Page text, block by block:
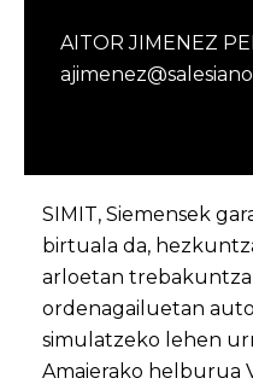
AITOR JIMENEZ
SIMIT, Siemensek
birtuala da,
arloetan trebakuntza
ordenagailuetan
simulatzeko lehen
Amaierako helburua